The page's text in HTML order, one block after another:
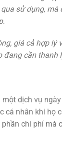
sử dụng,
giá cả hợp
đang cần
dịch vụ
cá nhân khi họ
chi phí mà